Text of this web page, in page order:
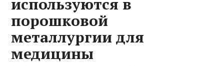
порошковой
металлургии для
медицины